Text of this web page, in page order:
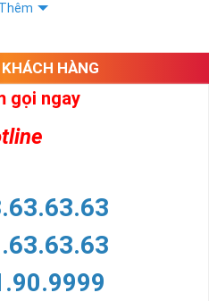
Doanh nhân"
gì?
số điện thoại ví như rồng cuộn,
HÀNG
gọi ngay